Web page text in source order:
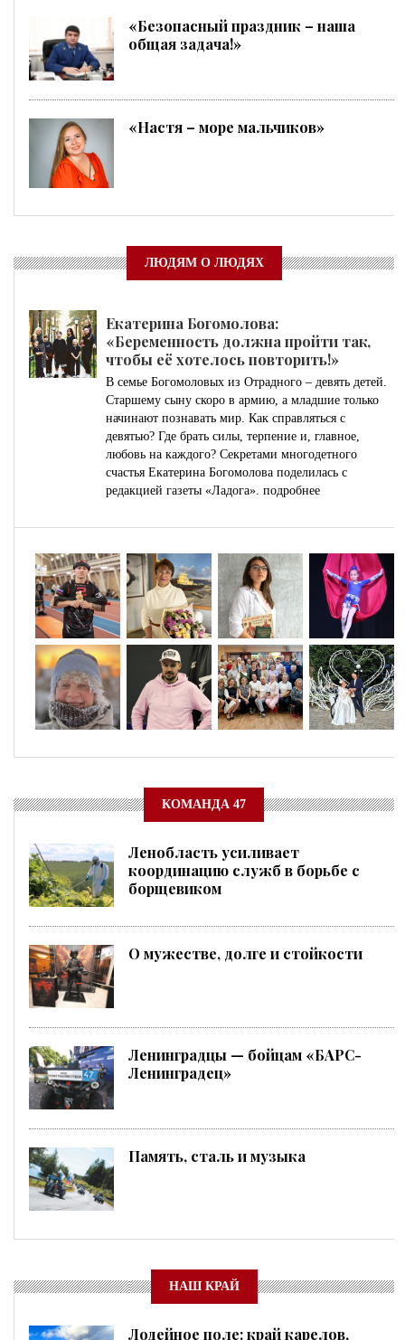
«Безопасный праздник – наша
общая задача!»
«Настя – море мальчиков»
ЛЮДЯМ О ЛЮДЯХ
Екатерина Богомолова:
«Беременность должна пройти так,
чтобы её хотелось повторить!»
В семье Богомоловых из Отрадного – девять детей.
Старшему сыну скоро в армию, а младшие только
начинают познавать мир. Как справляться с
девятью? Где брать силы, терпение и, главное,
любовь на каждого? Секретами многодетного
счастья Екатерина Богомолова поделилась с
редакцией газеты «Ладога». подробнее
КОМАНДА 47
Ленобласть усиливает
координацию служб в борьбе с
борщевиком
О мужестве, долге и стойкости
Ленинградцы — бойцам «БАРС-
Ленинградец»
Память, сталь и музыка
НАШ КРАЙ
Лодейное поле: край карелов,